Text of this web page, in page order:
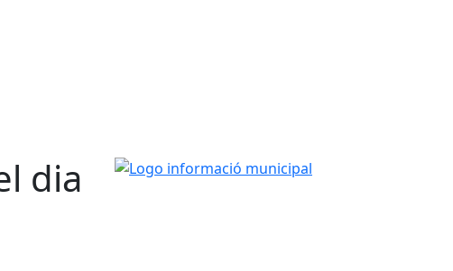
dia
Logo informació municipal